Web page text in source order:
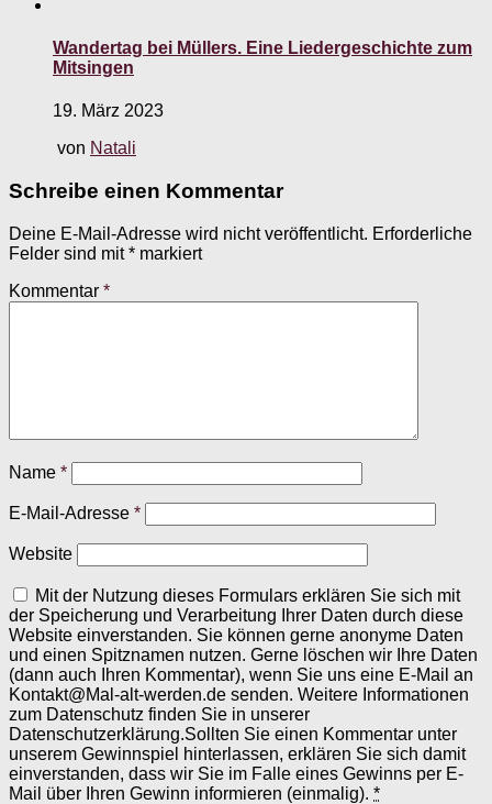
Wandertag bei Müllers. Eine Liedergeschichte zum
Mitsingen
19. März 2023
von Natali
Schreibe einen Kommentar
Deine E-Mail-Adresse wird nicht veröffentlicht. Erforderliche
Felder sind mit* markiert
Kommentar *
Name *
E-Mail-Adresse *
Website
Mit der Nutzung dieses Formulars erklären Sie sich mit
der Speicherung und Verarbeitung Ihrer Daten durch diese
Website einverstanden. Sie können gerne anonyme Daten
und einen Spitznamen nutzen. Gerne löschen wir Ihre Daten
(dann auch Ihren Kommentar), wenn Sie uns eine E-Mail an
Kontakt@Mal-alt-werden.de senden. Weitere Informationen
zum Datenschutz finden Sie in unserer
Datenschutzerklärung.Sollten Sie einen Kommentar unter
unserem Gewinnspiel hinterlassen, erklären Sie sich damit
einverstanden, dass wir Sie im Falle eines Gewinns per E-
Mail über Ihren Gewinn informieren (einmalig). *